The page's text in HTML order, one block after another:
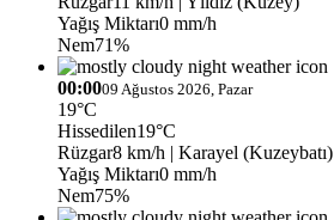
Yağış Miktarı0 mm/h
Nem71%
00:0009 Ağustos 2026, Pazar
19°C
Hissedilen19°C
Rüzgar8 km/h | Karayel (Kuzeybatı)
Yağış Miktarı0 mm/h
Nem75%